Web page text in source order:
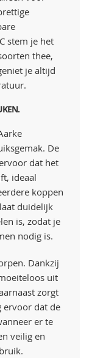
stem je het
thee,
je altijd
De
dat het
ideaal
koppen
duidelijk
is, zodat je
nodig is.
Dankzij
uit
zorgt
ervoor dat de
er te
veilig en